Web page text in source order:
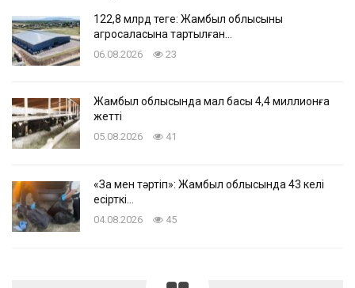
122,8 млрд теңге: Жамбыл облысының
агросаласына тартылған…
06.08.2026 23
Жамбыл облысында мал басы 4,4 миллионға
жетті
05.08.2026 41
«Заң мен тәртіп»: Жамбыл облысында 43 келі
есірткі…
04.08.2026 45